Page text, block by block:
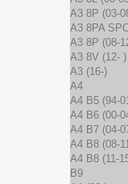
A3 8P (03-
A3 8PA
A3 8P (08-
A3 8V (12- )
A3 (16-)
A4
A4 B5 (94-
A4 B6 (00-
A4 B7 (04-
A4 B8 (08-
A4 B8 (11-
B9